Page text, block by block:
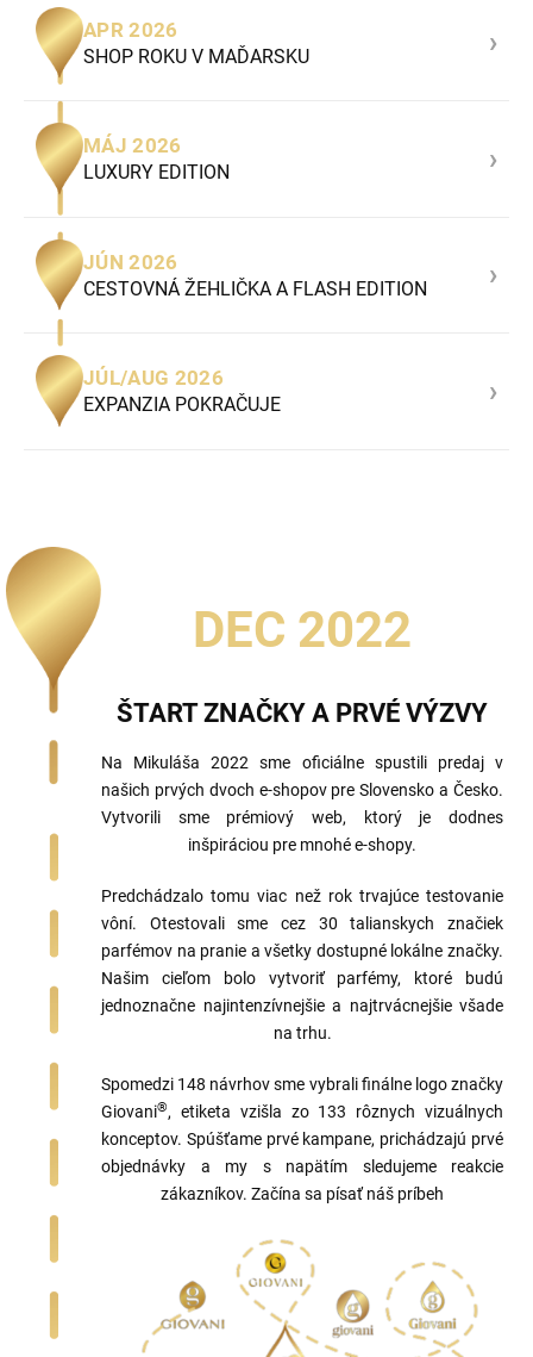
APR 2026
SHOP ROKU V MAĎARSKU ›
MÁJ 2026
LUXURY EDITION ›
JÚN 2026
CESTOVNÁ ŽEHLIČKA A FLASH EDITION ›
JÚL/AUG 2026
EXPANZIA POKRAČUJE ›
DEC 2022
ŠTART ZNAČKY A PRVÉ VÝZVY
Na Mikuláša 2022 sme oficiálne spustili predaj v
našich prvých dvoch e-shopov pre Slovensko a Česko.
Vytvorili sme prémiový web, ktorý je dodnes
inšpiráciou pre mnohé e-shopy.
Predchádzalo tomu viac než rok trvajúce testovanie
vôní. Otestovali sme cez 30 talianskych značiek
parfémov na pranie a všetky dostupné lokálne značky.
Našim cieľom bolo vytvoriť parfémy, ktoré budú
jednoznačne najintenzívnejšie a najtrvácnejšie všade
na trhu.
Spomedzi 148 návrhov sme vybrali finálne logo značky
Giovani®, etiketa vzišla zo 133 rôznych vizuálnych
konceptov. Spúšťame prvé kampane, prichádzajú prvé
objednávky a my s napätím sledujeme reakcie
zákazníkov. Začína sa písať náš príbeh